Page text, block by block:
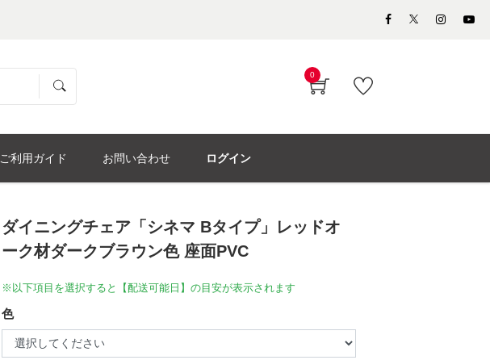
0
ご利用ガイド お問い合わせ ログイン
ダイニングチェア「シネマ Bタイプ」レッドオ
ーク材ダークブラウン色 座面PVC
※以下項目を選択すると【配送可能日】の目安が表示されます
色